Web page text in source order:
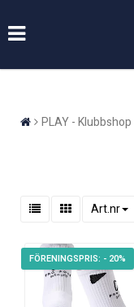
PLAY - Klubbshop
Art.nr
- 20%